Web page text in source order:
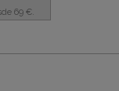
69 €.